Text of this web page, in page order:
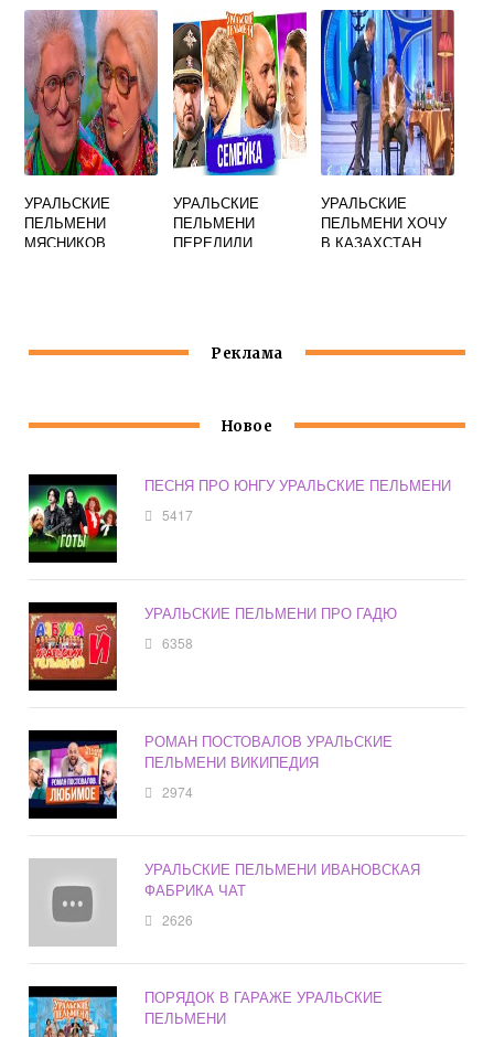
УРАЛЬСКИЕ
ПЕЛЬМЕНИ
МЯСНИКОВ
УРАЛЬСКИЕ
ПЕЛЬМЕНИ
ПЕРЕЛИЛИ
УРАЛЬСКИЕ
ПЕЛЬМЕНИ ХОЧУ
В КАЗАХСТАН
Реклама
Новое
ПЕСНЯ ПРО ЮНГУ УРАЛЬСКИЕ ПЕЛЬМЕНИ
5417
УРАЛЬСКИЕ ПЕЛЬМЕНИ ПРО ГАДЮ
6358
РОМАН ПОСТОВАЛОВ УРАЛЬСКИЕ
ПЕЛЬМЕНИ ВИКИПЕДИЯ
2974
УРАЛЬСКИЕ ПЕЛЬМЕНИ ИВАНОВСКАЯ
ФАБРИКА ЧАТ
2626
ПОРЯДОК В ГАРАЖЕ УРАЛЬСКИЕ
ПЕЛЬМЕНИ